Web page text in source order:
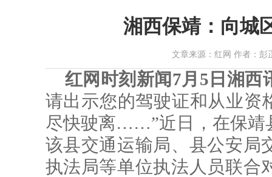
湘西保靖：向城
文章来源：红网 作者：彭
红网时刻新闻7月5日湘西
请出示您的驾驶证和从业资
尽快驶离……”近日，在保靖
该县交通运输局、县公安局
执法局等单位执法人员联合